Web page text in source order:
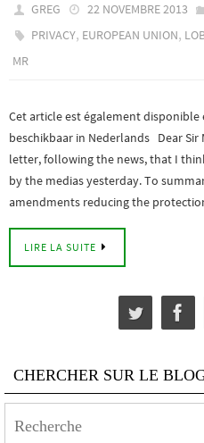
GREG 22 NOVEMBRE 2013
PRIVACY, EUROPEAN UNION,
MR
Cet article est également disponible
beschikbaar in Nederlands Dear
letter, following the news, that I
by the medias yesterday. To
amendments reducing the
LIRE LA SUITE
CHERCHER SUR LE